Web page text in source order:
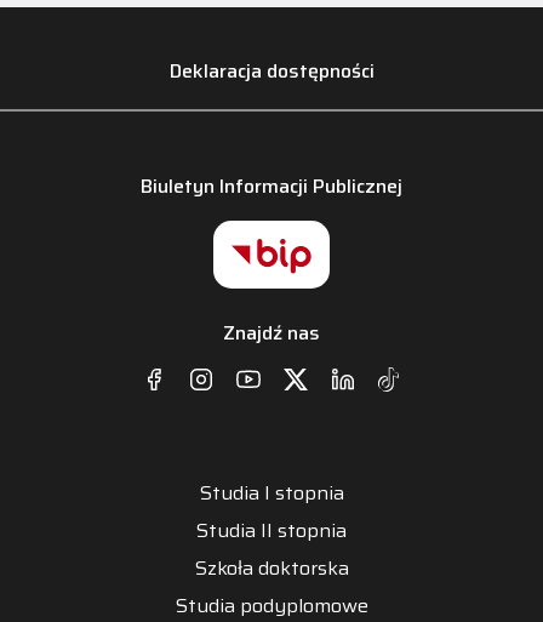
Deklaracja dostępności
Biuletyn Informacji Publicznej
Znajdź nas
Studia I stopnia
Studia II stopnia
Szkoła doktorska
Studia podyplomowe